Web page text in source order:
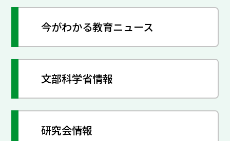
今がわかる教育ニュース
文部科学省情報
研究会情報